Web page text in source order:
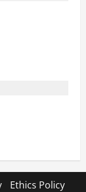
Ethics Policy